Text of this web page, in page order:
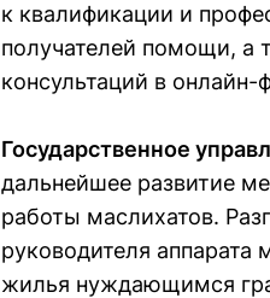
к квалификации и
получателей помощи, а
консультаций в онлайн-
Государственное
дальнейшее развитие
работы маслихатов.
руководителя аппарата
жилья нуждающимся